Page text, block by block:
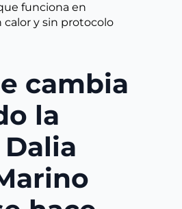
funciona en
calor y sin protocolo
cambia
la